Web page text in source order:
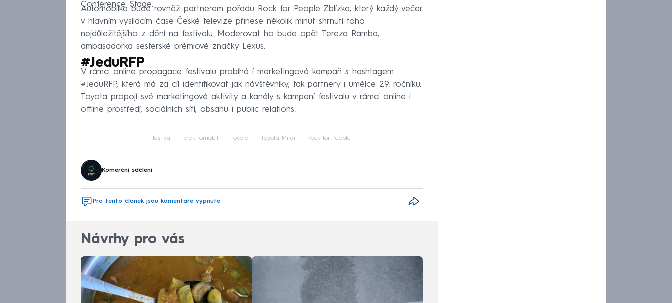
Conference Stage.
Automobilka bude rovněž partnerem pořadu Rock for People Zblízka, který každý večer
v hlavním vysílacím čase České televize přinese několik minut shrnutí toho
nejdůležitějšího z dění na festivalu. Moderovat ho bude opět Tereza Ramba,
ambasadorka sesterské prémiové značky Lexus.
#JeduRFP
V rámci online propagace festivalu probíhá í marketingová kampaň s hashtagem
#JeduRFP, která má za cíl identifikovat jak návštěvníky, tak partnery i umělce 29. ročníku.
Toyota propojí své marketingové aktivity a kanály s kampaní festivalu v rámci online i
offline prostředí, sociálních sítí, obsahu i public relations.
festival elektromobil Toyota Toyota Mirai Rock for People
Komerční sdělení
Pro tento článek jsou komentáře vypnuté
Návrhy pro vás